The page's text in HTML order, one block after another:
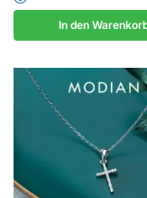
In den